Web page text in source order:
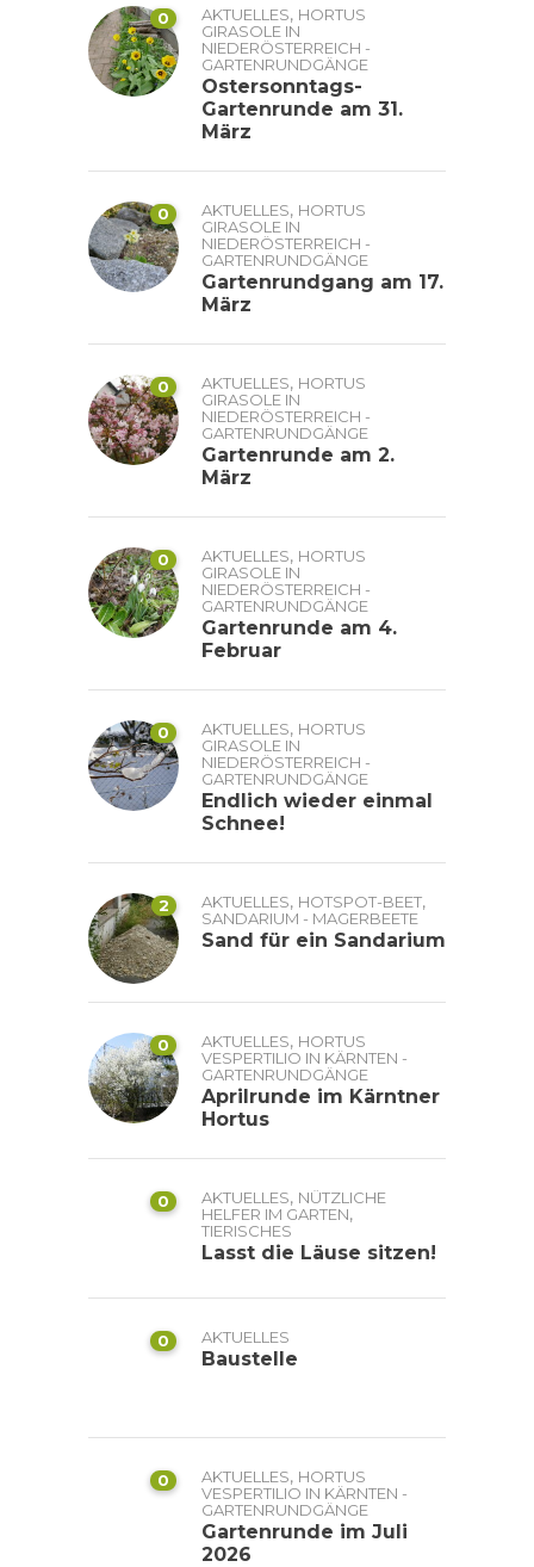
0 AKTUELLES, HORTUS
GIRASOLE IN
NIEDERÖSTERREICH -
GARTENRUNDGÄNGE
Ostersonntags-
Gartenrunde am 31.
März
0 AKTUELLES, HORTUS
GIRASOLE IN
NIEDERÖSTERREICH -
GARTENRUNDGÄNGE
Gartenrundgang am 17.
März
0 AKTUELLES, HORTUS
GIRASOLE IN
NIEDERÖSTERREICH -
GARTENRUNDGÄNGE
Gartenrunde am 2.
März
0 AKTUELLES, HORTUS
GIRASOLE IN
NIEDERÖSTERREICH -
GARTENRUNDGÄNGE
Gartenrunde am 4.
Februar
0 AKTUELLES, HORTUS
GIRASOLE IN
NIEDERÖSTERREICH -
GARTENRUNDGÄNGE
Endlich wieder einmal
Schnee!
2 AKTUELLES, HOTSPOT-BEET,
SANDARIUM - MAGERBEETE
Sand für ein Sandarium
0 AKTUELLES, HORTUS
VESPERTILIO IN KÄRNTEN -
GARTENRUNDGÄNGE
Aprilrunde im Kärntner
Hortus
0 AKTUELLES, NÜTZLICHE
HELFER IM GARTEN,
TIERISCHES
Lasst die Läuse sitzen!
0 AKTUELLES
Baustelle
0 AKTUELLES, HORTUS
VESPERTILIO IN KÄRNTEN -
GARTENRUNDGÄNGE
Gartenrunde im Juli
2026